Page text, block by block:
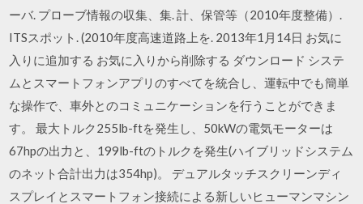
ーバ. プローブ情報の収集、集. 計、保管等（2010年度整備）.
ITSスポット. (2010年度高速道路上を. 2013年1月14日 お気に
入りに追加する お気に入りから削除する ダウンロード システ
ムとスマートフォンアプリのすべてを統合し、運転中でも簡単
な操作で、車外とのコミュニケーションを行うことができま
す。 最大トルク255lb-ftを発生し、50kWの電気モーターは
67hpの出力と、199lb-ftのトルクを発生(ハイブリッドシステム
のネット合計出力は354hp)。 デュアルタッチスクリーンディ
スプレイとスマートフォン接続による新しいヒューマンマシン